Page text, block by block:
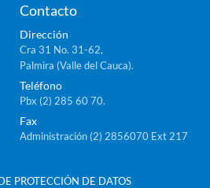
Contacto
Dirección
Cra 31 No. 31-62,
Palmira (Valle del Cauca).
Teléfono
Pbx (2) 285 60 70.
Fax
Administración (2) 2856070 Ext 217
PROTECCIÓN DE DATOS